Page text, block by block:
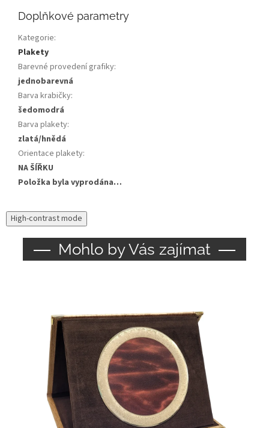
Doplňkové parametry
Kategorie:
Plakety
Barevné provedení grafiky:
jednobarevná
Barva krabičky:
šedomodrá
Barva plakety:
zlatá/hnědá
Orientace plakety:
NA ŠÍŘKU
Položka byla vyprodána…
High-contrast mode
Mohlo by Vás zajímat